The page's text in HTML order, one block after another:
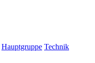
Hauptgruppe Technik